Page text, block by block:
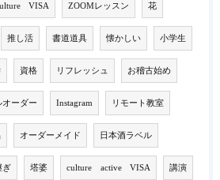
VISA ZOOMレッスン 花
推し活 書道道具 懐かしい 小学生
資格 リフレッシュ お稽古始め
オーダー Instagram リモート教室
オーダーメイド 日本酒ラベル
ぎ 塔婆 culture active VISA 講演